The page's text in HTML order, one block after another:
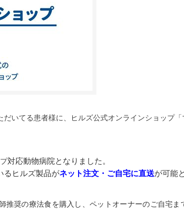
いてる患者様に、ヒルズ公式オンラインショップ「
対応動物病院となりました。
るヒルズ製品がネット注文・ご自宅に直送が可能
推奨の療法食を購入し、ペットオーナーのご自宅ま